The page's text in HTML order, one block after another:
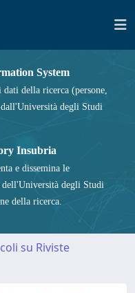
System
della ricerca (persone,
degli Studi
Insubria
e dissemina le
degli Studi
della ricerca.
su Riviste